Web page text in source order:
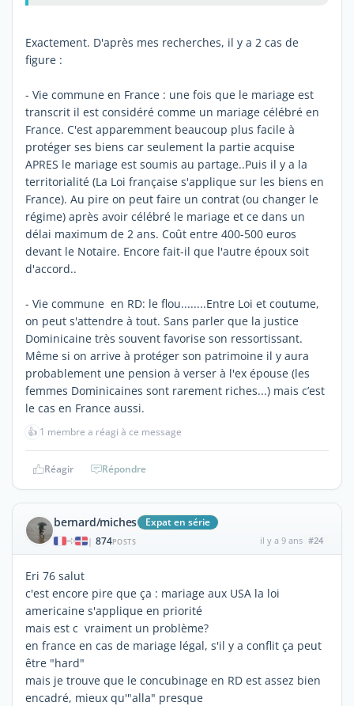
Exactement. D'après mes recherches, il y a 2 cas de
figure :
- Vie commune en France : une fois que le mariage est
transcrit il est considéré comme un mariage célébré en
France. C'est apparemment beaucoup plus facile à
protéger ses biens car seulement la partie acquise
APRES le mariage est soumis au partage..Puis il y a la
territorialité (La Loi française s'applique sur les biens en
France). Au pire on peut faire un contrat (ou changer le
régime) après avoir célébré le mariage et ce dans un
délai maximum de 2 ans. Coût entre 400-500 euros
devant le Notaire. Encore fait-il que l'autre époux soit
d'accord..
- Vie commune en RD: le flou........Entre Loi et coutume,
on peut s'attendre à tout. Sans parler que la justice
Dominicaine très souvent favorise son ressortissant.
Même si on arrive à protéger son patrimoine il y aura
probablement une pension à verser à l'ex épouse (les
femmes Dominicaines sont rarement riches...) mais c’est
le cas en France aussi.
👍 1 membre a réagi à ce message
Réagir Répondre
bernard/miches Expat en série
| 874POSTS il y a 9 ans #24
Eri 76 salut
c'est encore pire que ça : mariage aux USA la loi
americaine s'applique en priorité
mais est c vraiment un problème?
en france en cas de mariage légal, s'il y a conflit ça peut
être "hard"
mais je trouve que le concubinage en RD est assez bien
encadré, mieux qu'"alla" presque